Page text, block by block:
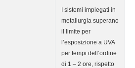
I sistemi impiegati in
metallurgia superano
il limite per
l’esposizione a UVA
per tempi dell’ordine
di 1 – 2 ore, rispetto